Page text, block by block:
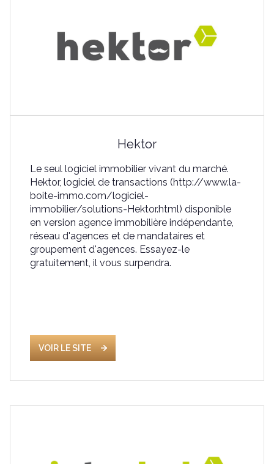
Hektor
Le seul logiciel immobilier vivant du marché.
Hektor, logiciel de transactions (http://www.la-
boite-immo.com/logiciel-
immobilier/solutions-Hektor.html) disponible
en version agence immobilière indépendante,
réseau d'agences et de mandataires et
groupement d'agences. Essayez-le
gratuitement, il vous surpendra.
VOIR LE SITE